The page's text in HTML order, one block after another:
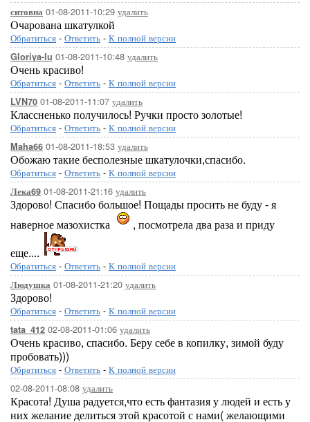
ситовна 01-08-2011-10:29 удалить
Очарована шкатулкой
Обратиться - Ответить - К полной версии
Gloriya-lu 01-08-2011-10:48 удалить
Очень красиво!
Обратиться - Ответить - К полной версии
LVN70 01-08-2011-11:07 удалить
Классненько получилось! Ручки просто золотые!
Обратиться - Ответить - К полной версии
Maha66 01-08-2011-18:53 удалить
Обожаю такие бесполезные шкатулочки,спасибо.
Обратиться - Ответить - К полной версии
Лека69 01-08-2011-21:16 удалить
Здорово! Спасибо большое! Пощады просить не буду - я
наверное мазохистка
, посмотрела два раза и приду
еще....
Обратиться - Ответить - К полной версии
Людушка 01-08-2011-21:20 удалить
Здорово!
Обратиться - Ответить - К полной версии
tata_412 02-08-2011-01:06 удалить
Очень красиво, спасибо. Беру себе в копилку, зимой буду
пробовать)))
Обратиться - Ответить - К полной версии
02-08-2011-08:08 удалить
Красота! Душа радуется,что есть фантазия у людей и есть у
них желание делиться этой красотой с нами( желающими